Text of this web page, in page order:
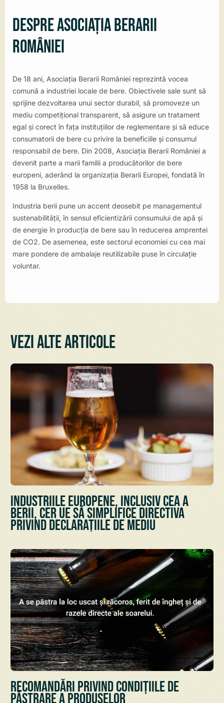
Despre Asociația Berarii
României
De 18 ani, Asociația Berarii României reprezintă vocea
comună a industriei locale de bere. Obiectivele sale sunt să
sprijine dezvoltarea unui sector durabil, să promoveze un
mediu competițional transparent, să asigure un tratament
egal și corect în fața instituțiilor de reglementare și să educe
consumatorii de bere cu privire la beneficiile și consumul
responsabil de bere. Din 2008, Asociația Berarii României a
devenit parte a marii familii a producătorilor de bere
europeni, aderând la organizația Berarii Europei, fondată în
1958 la Bruxelles.
Industria berii pune un accent deosebit pe managementul
sustenabilității, în sensul eficientizării consumului de apă și
de energie în producţia de bere sau în reducerea amprentei
de CO2. De asemenea, este sectorul economiei cu cea mai
mare pondere de ambalaje reutilizabile puse în circulație
voluntar.
Vezi alte articole
Industriile europene, inclusiv cea a
berii, cer UE să simplifice Directiva
privind declarațiile de mediu
Recomandări privind condițiile de
păstrare a Produselor